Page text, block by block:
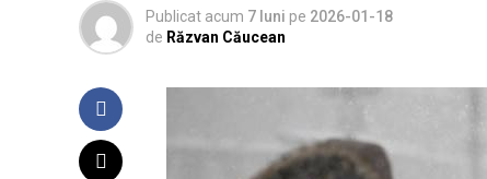
Publicat acum 7 luni pe 2026-01-18
de Răzvan Căucean